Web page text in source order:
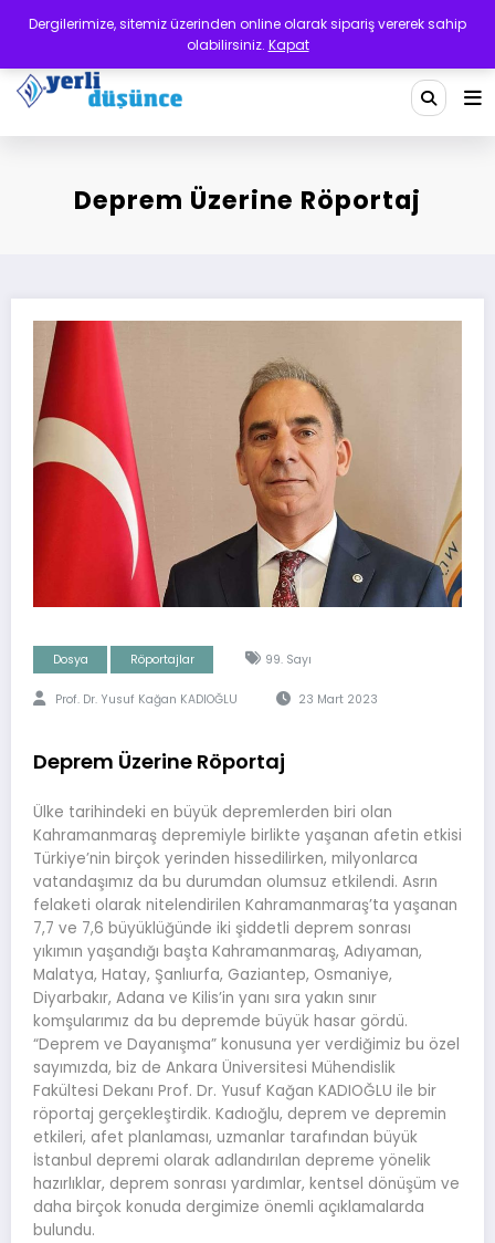
Dergilerimize, sitemiz üzerinden online olarak sipariş vererek sahip
olabilirsiniz. Kapat
Yerli Düşünce Dergisi
Deprem Üzerine Röportaj
Dosya Röportajlar 99. Sayı
Prof. Dr. Yusuf Kağan KADIOĞLU 23 Mart 2023
Deprem Üzerine Röportaj
Ülke tarihindeki en büyük depremlerden biri olan
Kahramanmaraş depremiyle birlikte yaşanan afetin etkisi
Türkiye’nin birçok yerinden hissedilirken, milyonlarca
vatandaşımız da bu durumdan olumsuz etkilendi. Asrın
felaketi olarak nitelendirilen Kahramanmaraş’ta yaşanan
7,7 ve 7,6 büyüklüğünde iki şiddetli deprem sonrası
yıkımın yaşandığı başta Kahramanmaraş, Adıyaman,
Malatya, Hatay, Şanlıurfa, Gaziantep, Osmaniye,
Diyarbakır, Adana ve Kilis’in yanı sıra yakın sınır
komşularımız da bu depremde büyük hasar gördü.
“Deprem ve Dayanışma” konusuna yer verdiğimiz bu özel
sayımızda, biz de Ankara Üniversitesi Mühendislik
Fakültesi Dekanı Prof. Dr. Yusuf Kağan KADIOĞLU ile bir
röportaj gerçekleştirdik. Kadıoğlu, deprem ve depremin
etkileri, afet planlaması, uzmanlar tarafından büyük
İstanbul depremi olarak adlandırılan depreme yönelik
hazırlıklar, deprem sonrası yardımlar, kentsel dönüşüm ve
daha birçok konuda dergimize önemli açıklamalarda
bulundu.